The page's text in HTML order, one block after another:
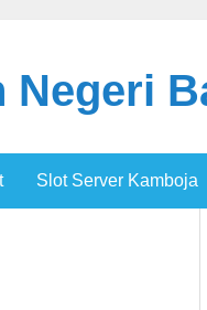
Negeri
Slot Server Kamboja